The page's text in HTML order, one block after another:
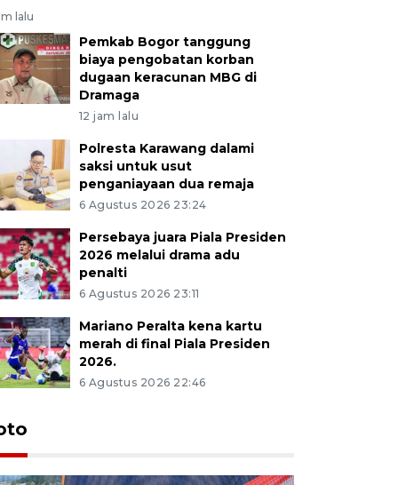
lalu
Pemkab Bogor tanggung
biaya pengobatan korban
dugaan keracunan MBG di
Dramaga
12 jam lalu
Polresta Karawang dalami
saksi untuk usut
penganiayaan dua remaja
6 Agustus 2026 23:24
Persebaya juara Piala Presiden
2026 melalui drama adu
penalti
6 Agustus 2026 23:11
Mariano Peralta kena kartu
merah di final Piala Presiden
2026.
6 Agustus 2026 22:46